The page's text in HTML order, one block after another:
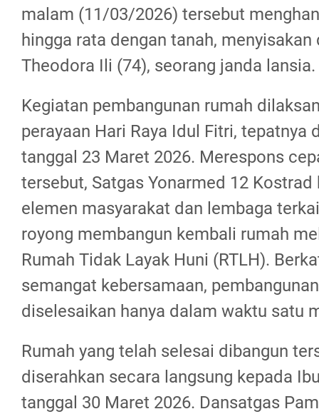
malam (11/03/2026) tersebut
hingga rata dengan tanah, menyisakan
Theodora Ili (74), seorang janda lansia.
Kegiatan pembangunan rumah
perayaan Hari Raya Idul Fitri, tepatnya
tanggal 23 Maret 2026. Merespons
tersebut, Satgas Yonarmed 12
elemen masyarakat dan lembaga
royong membangun kembali rumah
Rumah Tidak Layak Huni (RTLH).
semangat kebersamaan,
diselesaikan hanya dalam waktu satu
Rumah yang telah selesai dibangun
diserahkan secara langsung kepada
tanggal 30 Maret 2026. Dansatgas